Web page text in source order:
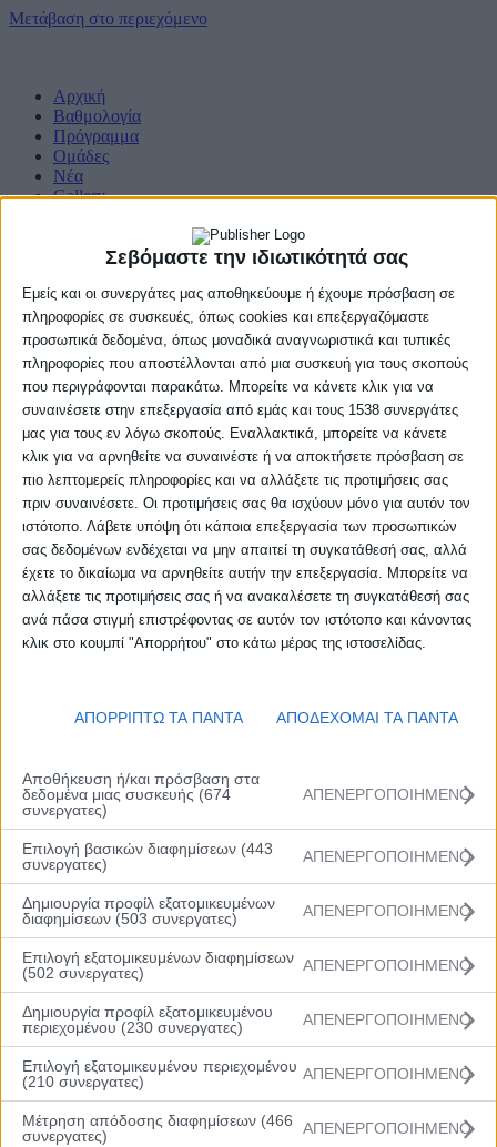
Σεβόμαστε την ιδιωτικότητά σας
Εμείς και οι συνεργάτες μας αποθηκεύουμε ή έχουμε πρόσβαση σε
πληροφορίες σε συσκευές, όπως cookies και επεξεργαζόμαστε
προσωπικά δεδομένα, όπως μοναδικά αναγνωριστικά και τυπικές
πληροφορίες που αποστέλλονται από μια συσκευή για τους σκοπούς
που περιγράφονται παρακάτω. Μπορείτε να κάνετε κλικ για να
συναινέσετε στην επεξεργασία από εμάς και τους 1538 συνεργάτες
μας για τους εν λόγω σκοπούς. Εναλλακτικά, μπορείτε να κάνετε
κλικ για να αρνηθείτε να συναινέστε ή να αποκτήσετε πρόσβαση σε
πιο λεπτομερείς πληροφορίες και να αλλάξετε τις προτιμήσεις σας
πριν συναινέσετε. Οι προτιμήσεις σας θα ισχύουν μόνο για αυτόν τον
ιστότοπο. Λάβετε υπόψη ότι κάποια επεξεργασία των προσωπικών
σας δεδομένων ενδέχεται να μην απαιτεί τη συγκατάθεσή σας, αλλά
έχετε το δικαίωμα να αρνηθείτε αυτήν την επεξεργασία. Μπορείτε να
αλλάξετε τις προτιμήσεις σας ή να ανακαλέσετε τη συγκατάθεσή σας
ανά πάσα στιγμή επιστρέφοντας σε αυτόν τον ιστότοπο και κάνοντας
κλικ στο κουμπί "Απορρήτου" στο κάτω μέρος της ιστοσελίδας.
ΑΠΟΡΡΙΠΤΩ ΤΑ ΠΑΝΤΑ ΑΠΟΔΕΧΟΜΑΙ ΤΑ ΠΑΝΤΑ
Αποθήκευση ή/και πρόσβαση στα
δεδομένα μιας συσκευής (674
συνεργατες)
ΑΠΕΝΕΡΓΟΠΟΙΗΜΕΝΟ
Επιλογή βασικών διαφημίσεων (443
συνεργατες)
ΑΠΕΝΕΡΓΟΠΟΙΗΜΕΝΟ
Δημιουργία προφίλ εξατομικευμένων
διαφημίσεων (503 συνεργατες)
ΑΠΕΝΕΡΓΟΠΟΙΗΜΕΝΟ
Επιλογή εξατομικευμένων διαφημίσεων
(502 συνεργατες)
ΑΠΕΝΕΡΓΟΠΟΙΗΜΕΝΟ
Δημιουργία προφίλ εξατομικευμένου
περιεχομένου (230 συνεργατες)
ΑΠΕΝΕΡΓΟΠΟΙΗΜΕΝΟ
Επιλογή εξατομικευμένου περιεχομένου
(210 συνεργατες)
ΑΠΕΝΕΡΓΟΠΟΙΗΜΕΝΟ
Μέτρηση απόδοσης διαφημίσεων (466
συνεργατες)
ΑΠΕΝΕΡΓΟΠΟΙΗΜΕΝΟ
Μετάβαση στο περιεχόμενο
Αρχική
Βαθμολογία
Πρόγραμμα
Ομάδες
Νέα
Gallery